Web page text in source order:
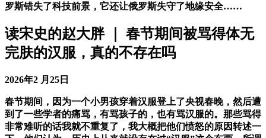
罗斯错失了科技前景，它还让俄罗斯失守了地缘安全……
读宋史的赵大胖 ｜ 春节期间被骂得体无
完肤的汉服，真的不存在吗
2026年2 月25日
春节期间，因为一个小男孩穿着汉服登上了央视春晚，然后遭
到了一些学者的痛骂，有骂孩子的，也有骂汉服的。那些骂得
非常难听的话我就不重复了，我大概把他们愤怒的原因转述一